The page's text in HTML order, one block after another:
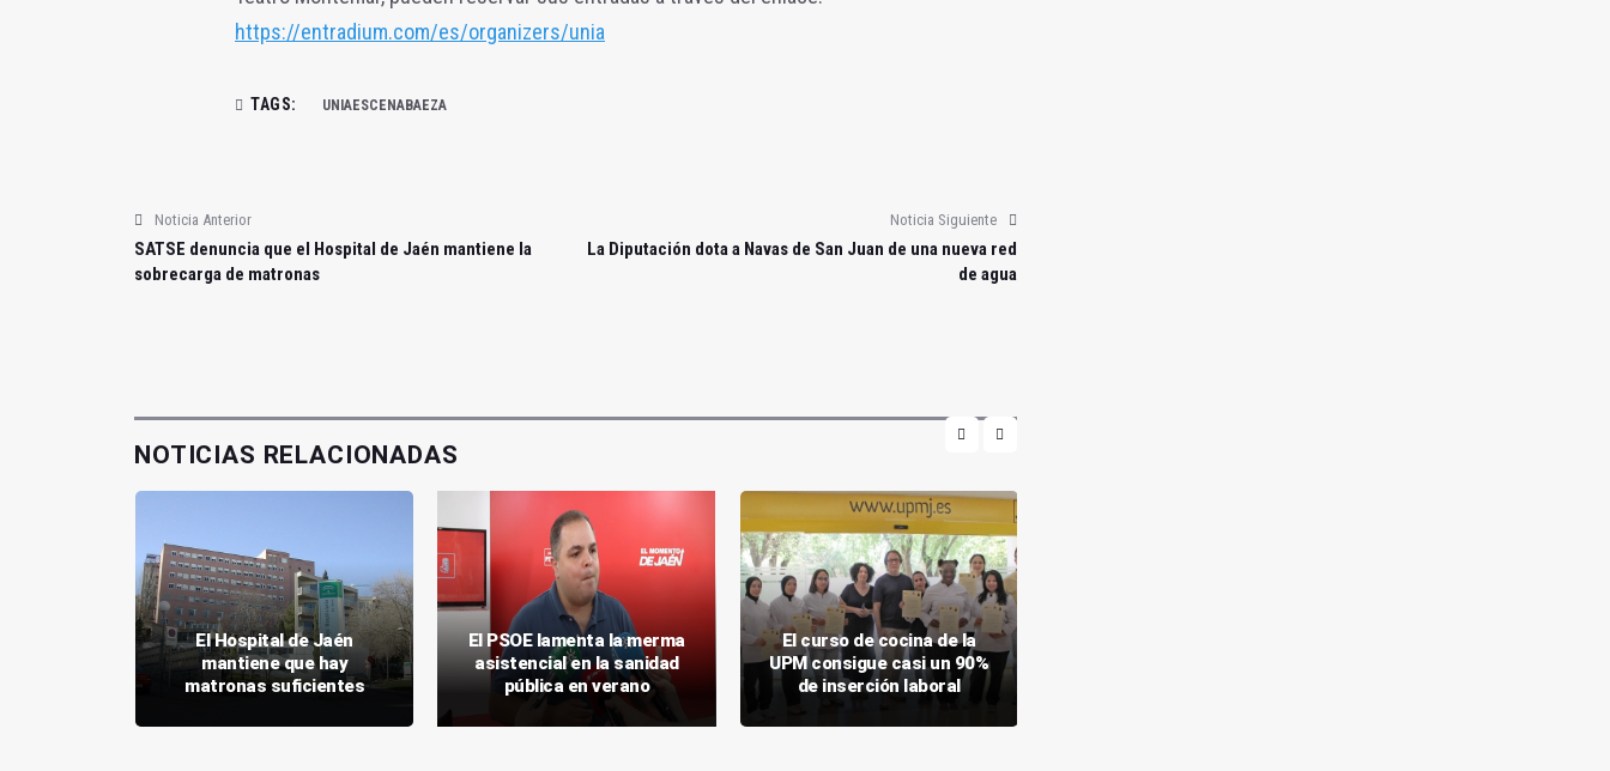
https://entradium.com/es/organizers/unia
TAGS: UNIAESCENABAEZA
Noticia Anterior
SATSE denuncia que el Hospital de Jaén mantiene la
sobrecarga de matronas
Noticia Siguiente
La Diputación dota a Navas de San Juan de una nueva red
de agua
NOTICIAS RELACIONADAS
El Hospital de Jaén
mantiene que hay
matronas suficientes
El PSOE lamenta la merma
asistencial en la sanidad
pública en verano
El curso de cocina de la
UPM consigue casi un 90%
de inserción laboral